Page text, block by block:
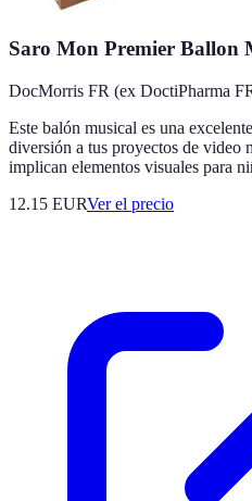
Saro Mon Premier Ballon
DocMorris FR (ex DoctiPharma
Este balón musical es una
diversión a tus proyectos de video
implican elementos visuales para
12.15 EURVer el precio